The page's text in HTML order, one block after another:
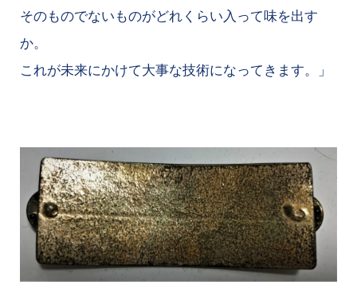
そのものでないものがどれくらい入って味を出す
か。
これが未来にかけて大事な技術になってきます。」